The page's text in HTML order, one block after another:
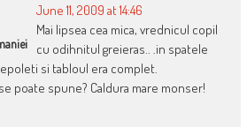
June 11, 2009 at 14:46
Mai lipsea cea mica, vrednicul copil
cu odihnitul greieras.. .in spatele
si tabloul era complet.
poate spune? Caldura mare monser!